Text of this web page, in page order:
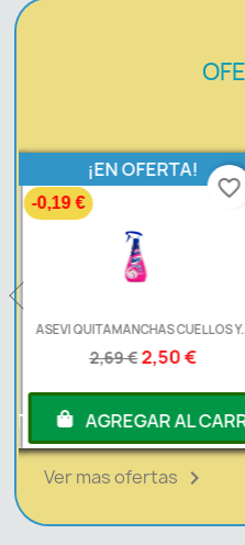
ASEVI QUITAMANCHAS CUELLOS Y...
2,69 €2,50 €
¡EN OFERTA!
-0,19 €
AGREGAR AL
favorite_border
Ver mas ofertas 